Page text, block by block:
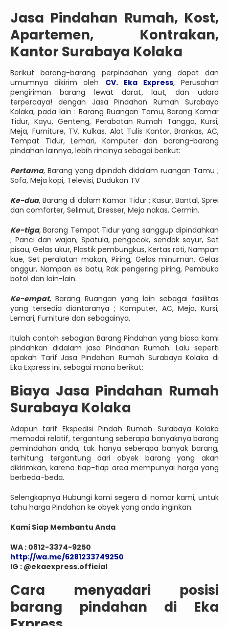
Jasa Pindahan Rumah, Kost,
Apartemen, Kontrakan,
Kantor Surabaya Kolaka
Berikut barang-barang perpindahan yang dapat dan
umumnya dikirim oleh CV. Eka Express, Perusahan
pengiriman barang lewat darat, laut, dan udara
terpercaya! dengan Jasa Pindahan Rumah Surabaya
Kolaka, pada lain : Barang Ruangan Tamu, Barang Kamar
Tidur, Kayu, Genteng, Perabotan Rumah Tangga, Kursi,
Meja, Furniture, TV, Kulkas, Alat Tulis Kantor, Brankas, AC,
Tempat Tidur, Lemari, Komputer dan barang-barang
pindahan lainnya, lebih rincinya sebagai berikut:
Pertama, Barang yang dipindah didalam ruangan Tamu ;
Sofa, Meja kopi, Televisi, Dudukan TV
Ke-dua, Barang di dalam Kamar Tidur ; Kasur, Bantal, Sprei
dan comforter, Selimut, Dresser, Meja nakas, Cermin.
Ke-tiga, Barang Tempat Tidur yang sanggup dipindahkan
; Panci dan wajan, Spatula, pengocok, sendok sayur, Set
pisau, Gelas ukur, Plastik pembungkus, Kertas roti, Nampan
kue, Set peralatan makan, Piring, Gelas minuman, Gelas
anggur, Nampan es batu, Rak pengering piring, Pembuka
botol dan lain-lain.
Ke-empat, Barang Ruangan yang lain sebagai fasilitas
yang tersedia diantaranya ; Komputer, AC, Meja, Kursi,
Lemari, Furniture dan sebagainya.
Itulah contoh sebagian Barang Pindahan yang biasa kami
pindahkan didalam jasa Pindahan Rumah. Lalu seperti
apakah Tarif Jasa Pindahan Rumah Surabaya Kolaka di
Eka Express ini, sebagai mana berikut:
Biaya Jasa Pindahan Rumah
Surabaya Kolaka
Adapun tarif Ekspedisi Pindah Rumah Surabaya Kolaka
memadai relatif, tergantung seberapa banyaknya barang
pemindahan anda, tak hanya seberapa banyak barang,
terhitung tergantung dari obyek barang yang akan
dikirimkan, karena tiap-tiap area mempunyai harga yang
berbeda-beda.
Selengkapnya Hubungi kami segera di nomor kami, untuk
tahu harga Pindahan ke obyek yang anda inginkan.
Kami Siap Membantu Anda
WA : 0812-3374-9250
http://wa.me/6281233749250
IG : @ekaexpress.official
Cara menyadari posisi
barang pindahan di Eka